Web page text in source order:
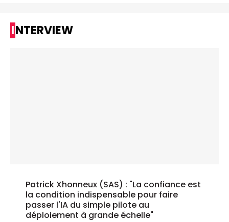
INTERVIEW
Patrick Xhonneux (SAS) : "La confiance est
la condition indispensable pour faire
passer l'IA du simple pilote au
déploiement à grande échelle"